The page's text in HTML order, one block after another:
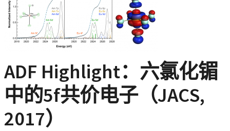
ADF Highlight：六氯化镅
中的5f共价电子（JACS,
2017）